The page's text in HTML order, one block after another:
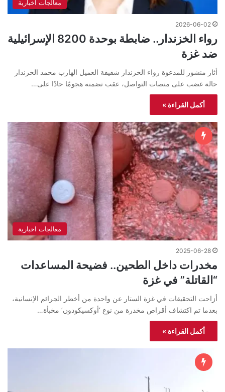
معالجات اخبارية
2026-06-02
رواء الخزندار.. ضابطة بوحدة 8200 الإسرائيلية
ضد غزة
أثار منشور للمدعوة رواء الخزندار شقيقة العميل الهارب محمد الخزندار
حالة غضب على منصات التواصل، عقب تضمنه هجومًا حادًا على…
أكمل القراءة »
معالجات اخبارية
2025-06-28
مخدرات داخل الطحين.. فضيحة المساعدات
“القاتلة” في غزة
أزاحت التحقيقات في غزة الستار عن واحدة من أخطر الجرائم الإنسانية،
بعدما تم اكتشاف أقراص مخدرة من نوع ‘أوكسيكودون’ مخبأة…
أكمل القراءة »